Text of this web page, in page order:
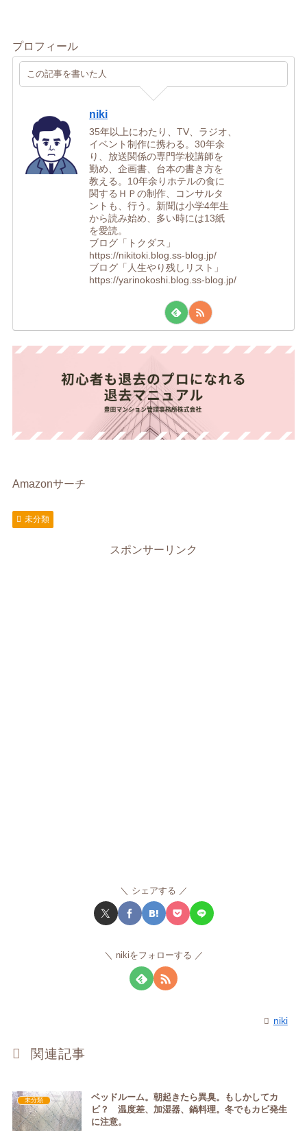
プロフィール
この記事を書いた人
niki
35年以上にわたり、TV、ラジオ、
イベント制作に携わる。30年余
り、放送関係の専門学校講師を
勤め、企画書、台本の書き方を
教える。10年余りホテルの食に
関するＨＰの制作、コンサルタ
ントも、行う。新聞は小学4年生
から読み始め、多い時には13紙
を愛読。
ブログ「トクダス」
https://nikitoki.blog.ss-blog.jp/
ブログ「人生やり残しリスト」
https://yarinokoshi.blog.ss-blog.jp/
Amazonサーチ
未分類
スポンサーリンク
シェアする
nikiをフォローする
niki
関連記事
未分類
ベッドルーム。朝起きたら異臭。もしかしてカ
ビ？ 温度差、加湿器、鍋料理。冬でもカビ発生
に注意。